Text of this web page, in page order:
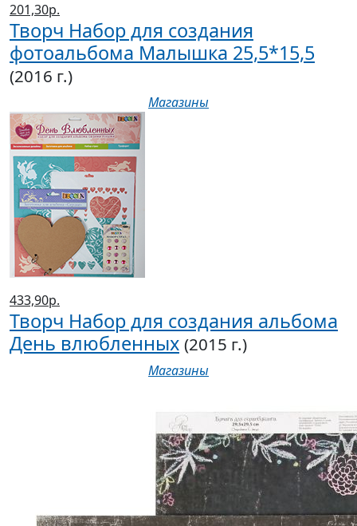
201,30р.
Творч Набор для создания
фотоальбома Малышка 25,5*15,5
(2016 г.)
Магазины
433,90р.
Творч Набор для создания альбома
День влюбленных (2015 г.)
Магазины